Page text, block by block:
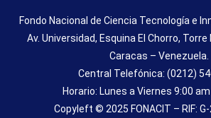
Fondo Nacional de Ciencia Tecnología e
Av. Universidad, Esquina El Chorro, Torre
Caracas – Venezuela.
Central Telefónica: (0212)
Horario: Lunes a Viernes 9:00
Copyleft © 2025 FONACIT – RIF: